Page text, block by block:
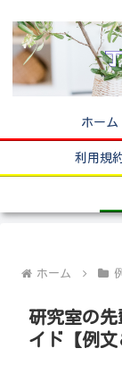
ホーム
利用規
ホーム
研究室の
イド【例文